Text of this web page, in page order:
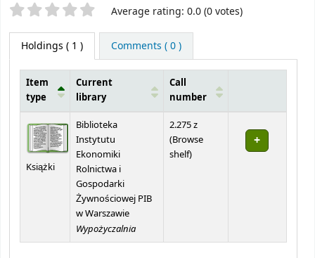
Star ratings Average rating: 0.0 (0 votes)
Holdings ( 1 ) Comments ( 0 )
Item
type
Current
library
Call
number
Książki
Biblioteka
Instytutu
Ekonomiki
Rolnictwa i
Gospodarki
Żywnościowej PIB
w Warszawie
Wypożyczalnia
2.275 z
(Browse
shelf(Opens below)
)